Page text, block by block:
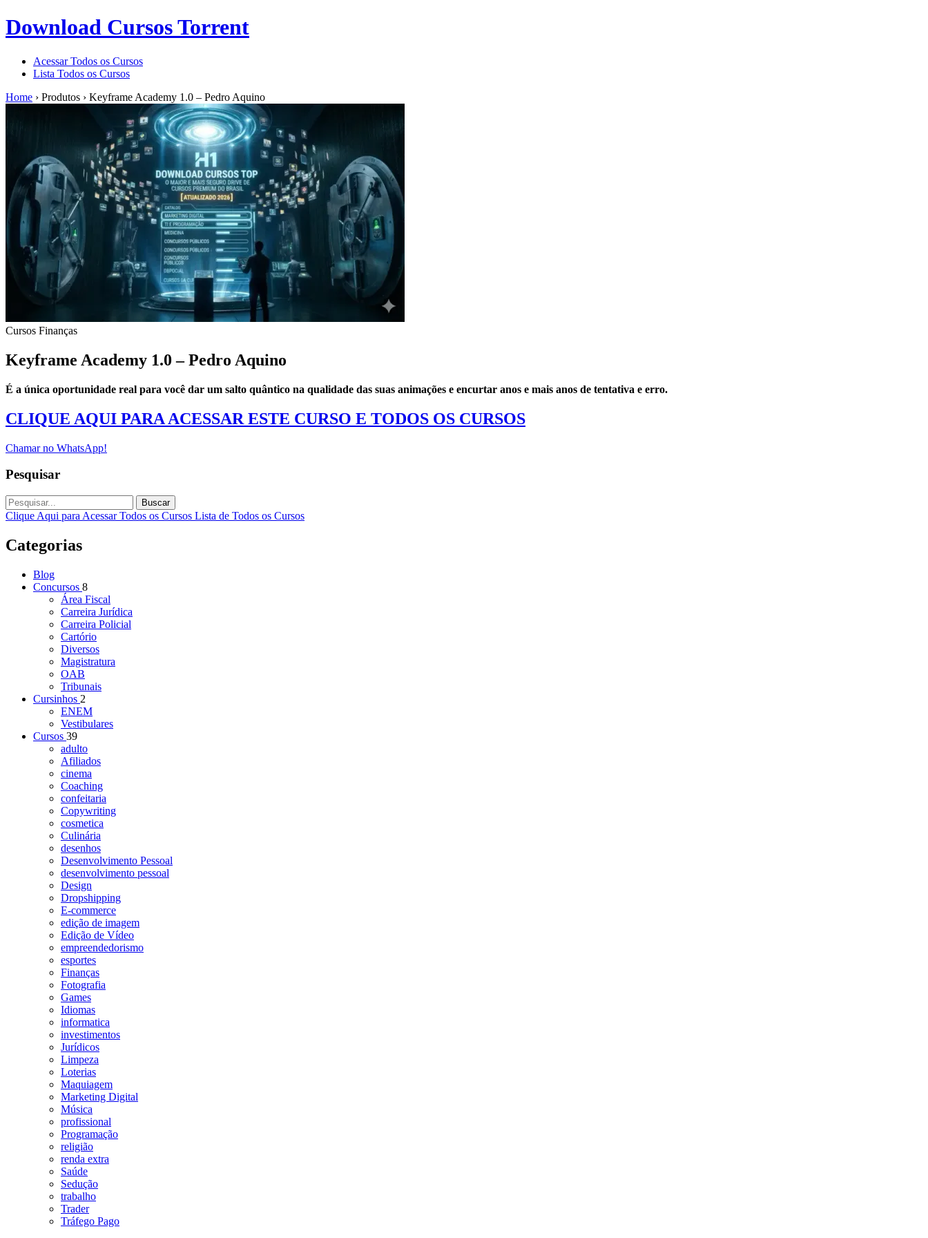
Download Cursos Torrent
Acessar Todos os Cursos
Lista Todos os Cursos
Home › Produtos › Keyframe Academy 1.0 – Pedro Aquino
Cursos Finanças
Keyframe Academy 1.0 – Pedro Aquino
É a única oportunidade real para você dar um salto quântico na qualidade das suas animações e encurtar anos e mais anos de tentativa e erro.
CLIQUE AQUI PARA ACESSAR ESTE CURSO E TODOS OS CURSOS
Chamar no WhatsApp!
Pesquisar
Buscar
Clique Aqui para Acessar Todos os Cursos Lista de Todos os Cursos
Categorias
Blog
Concursos 8
Área Fiscal
Carreira Jurídica
Carreira Policial
Cartório
Diversos
Magistratura
OAB
Tribunais
Cursinhos 2
ENEM
Vestibulares
Cursos 39
adulto
Afiliados
cinema
Coaching
confeitaria
Copywriting
cosmetica
Culinária
desenhos
Desenvolvimento Pessoal
desenvolvimento pessoal
Design
Dropshipping
E-commerce
edição de imagem
Edição de Vídeo
empreendedorismo
esportes
Finanças
Fotografia
Games
Idiomas
informatica
investimentos
Jurídicos
Limpeza
Loterias
Maquiagem
Marketing Digital
Música
profissional
Programação
religião
renda extra
Saúde
Sedução
trabalho
Trader
Tráfego Pago